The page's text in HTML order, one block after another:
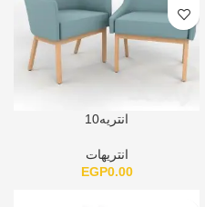
انتريه10
انتريهات
EGP0.00